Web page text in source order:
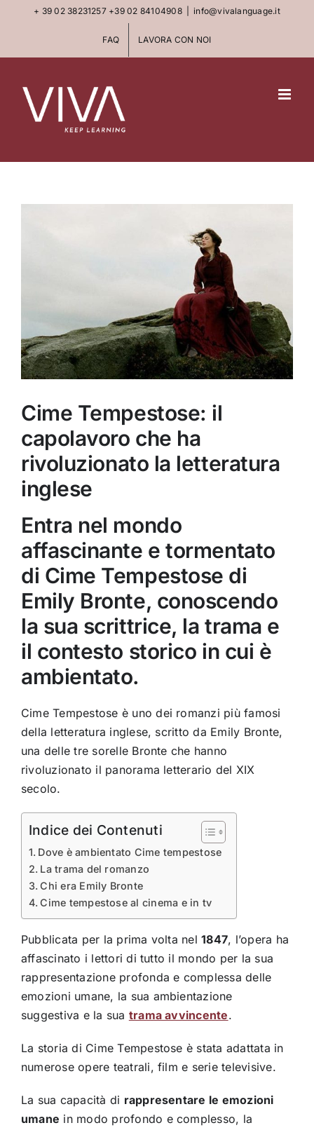
+ 39 02 38231257 +39 02 84104908 info@vivalanguage.it
FAQ LAVORA CON NOI
Cime Tempestose: il
capolavoro che ha
rivoluzionato la letteratura
inglese
Entra nel mondo
affascinante e tormentato
di Cime Tempestose di
Emily Bronte, conoscendo
la sua scrittrice, la trama e
il contesto storico in cui è
ambientato.
Cime Tempestose è uno dei romanzi più famosi
della letteratura inglese, scritto da Emily Bronte,
una delle tre sorelle Bronte che hanno
rivoluzionato il panorama letterario del XIX
secolo.
Indice dei Contenuti
Dove è ambientato Cime tempestose
La trama del romanzo
Chi era Emily Bronte
Cime tempestose al cinema e in tv
Pubblicata per la prima volta nel1847, l’opera ha
affascinato i lettori di tutto il mondo per la sua
rappresentazione profonda e complessa delle
emozioni umane, la sua ambientazione
suggestiva e la sua trama avvincente.
La storia di Cime Tempestose è stata adattata in
numerose opere teatrali, film e serie televisive.
La sua capacità di rappresentare le emozioni
umane in modo profondo e complesso, la